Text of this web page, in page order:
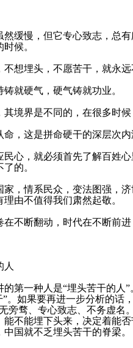
慢，但它专心致志，总有
候。
想埋头，不愿苦干，就永远
硬气，硬气铸就功业。
界是不同的，在很多时候
这是拼命硬干的深层次内
，就必须首先了解百姓心
的。
情系民众，变法图强，济
由不值得我们肃然起敬。
断翻动，时代在不断前进
一种人是“埋头苦干的人”
”。如果要再进一步分析的话
旁骛、专心致志、不务虚名
能不能埋下头来，决定着能
国就不乏埋头苦干的脊梁。